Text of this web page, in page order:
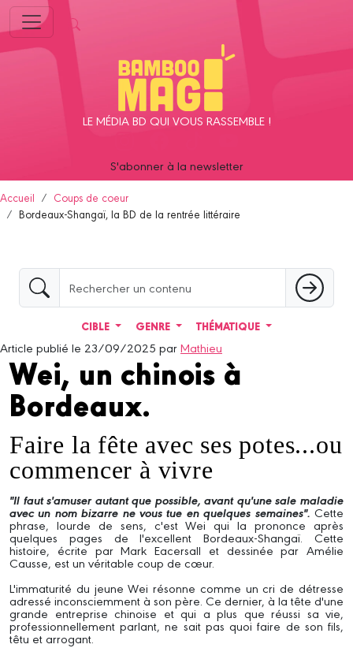
LE MÉDIA BD QUI VOUS RASSEMBLE !
S'abonner à la newsletter
Accueil
Coups de coeur
Bordeaux-Shangaï, la BD de la rentrée littéraire
CIBLE GENRE THÉMATIQUE
Article publié le 23/09/2025 parMathieu
Wei, un chinois à
Bordeaux.
Faire la fête avec ses potes...ou
commencer à vivre
"Il faut s'amuser autant que possible, avant qu'une sale maladie
avec un nom bizarre ne vous tue en quelques semaines". Cette
phrase, lourde de sens, c'est Wei qui la prononce après
quelques pages de l'excellent Bordeaux-Shangaï. Cette
histoire, écrite par Mark Eacersall et dessinée par Amélie
Causse, est un véritable coup de cœur.
L'immaturité du jeune Wei résonne comme un cri de détresse
adressé inconsciemment à son père. Ce dernier, à la tête d'une
grande entreprise chinoise et qui a plus que réussi sa vie,
professionnellement parlant, ne sait pas quoi faire de son fils,
têtu et arrogant.
Panneau de gestion des cookies